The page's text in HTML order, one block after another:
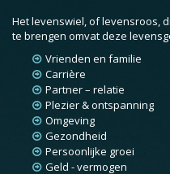
Het levenswiel, of levensroos,
te brengen omvat deze
Vrienden en familie
Carrière
Partner – relatie
Plezier & ontspanning
Omgeving
Gezondheid
Persoonlijke groei
Geld - vermogen